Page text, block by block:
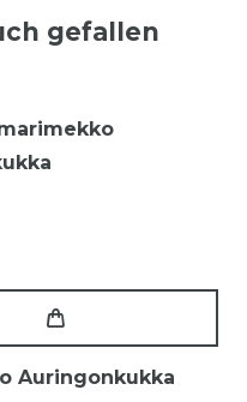
gefallen
Auringonkukka